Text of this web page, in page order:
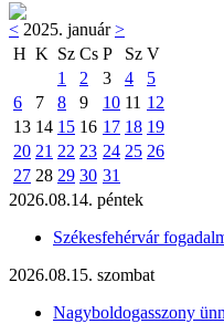
< 2025. január>
H K Sz Cs P Sz V
1
2 3 4
5
6
7 8 9 10 11 12
13 14 15 16 17 18 19
20 21 22 23 24 25 26
27 28 29 30 31
2026.08.14. péntek
Székesfehérvár
2026.08.15. szombat
Nagyboldogasszony